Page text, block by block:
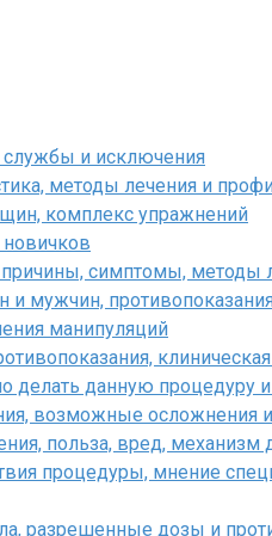
службы и исключения
методы лечения и
комплекс упражнений
причины, симптомы, методы
мужчин,
манипуляций
данную процедуру
возможные
польза, вред, механизм
процедуры, мнение
разрешенные дозы и